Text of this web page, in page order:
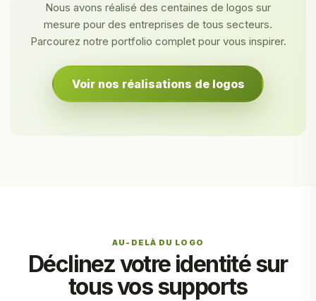
Nous avons réalisé des centaines de logos sur
mesure pour des entreprises de tous secteurs.
Parcourez notre portfolio complet pour vous inspirer.
Voir nos réalisations de logos
AU-DELÀ DU LOGO
Déclinez votre identité sur
tous vos supports